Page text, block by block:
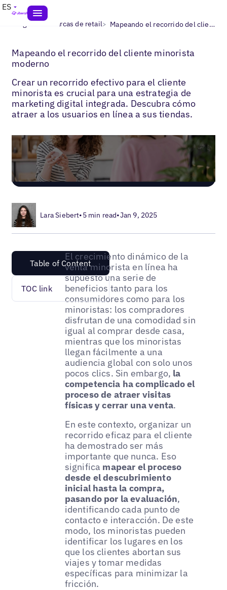
ES
Blogs> Las marcas de retail> Mapeando el recorrido del cliente minorista moderno
Mapeando el recorrido del cliente minorista
moderno
Crear un recorrido efectivo para el cliente
minorista es crucial para una estrategia de
marketing digital integrada. Descubra cómo
atraer a los usuarios en línea a sus tiendas.
Lara Siebert•5 min read•Jan 9, 2025
Table of Content
TOC link
El crecimiento dinámico de la
venta minorista en línea ha
supuesto una serie de
beneficios tanto para los
consumidores como para los
minoristas: los compradores
disfrutan de una comodidad sin
igual al comprar desde casa,
mientras que los minoristas
llegan fácilmente a una
audiencia global con solo unos
pocos clics. Sin embargo, la
competencia ha complicado el
proceso de atraer visitas
físicas y cerrar una venta.
En este contexto, organizar un
recorrido eficaz para el cliente
ha demostrado ser más
importante que nunca. Eso
significa mapear el proceso
desde el descubrimiento
inicial hasta la compra,
pasando por la evaluación,
identificando cada punto de
contacto e interacción. De este
modo, los minoristas pueden
identificar los lugares en los
que los clientes abortan sus
viajes y tomar medidas
específicas para minimizar la
fricción.